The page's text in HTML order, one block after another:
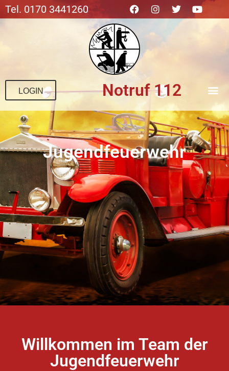
Tel. 0170 3441260
Notruf 112
LOGIN
Jugend­feuerwehr
Willkommen im Team der
Jugendfeuerwehr